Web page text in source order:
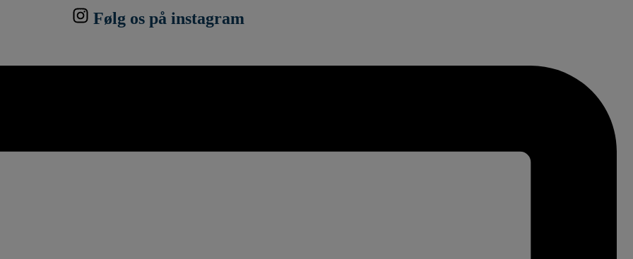
Følg os på instagram